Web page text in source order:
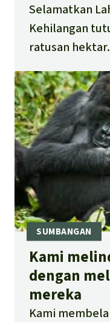
Selamatkan
Kehilangan
ratusan hektar.
Kami
dengan
mereka
Kami